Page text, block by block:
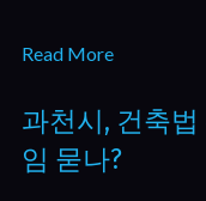
Read More
과천시, 건축
임 묻나?